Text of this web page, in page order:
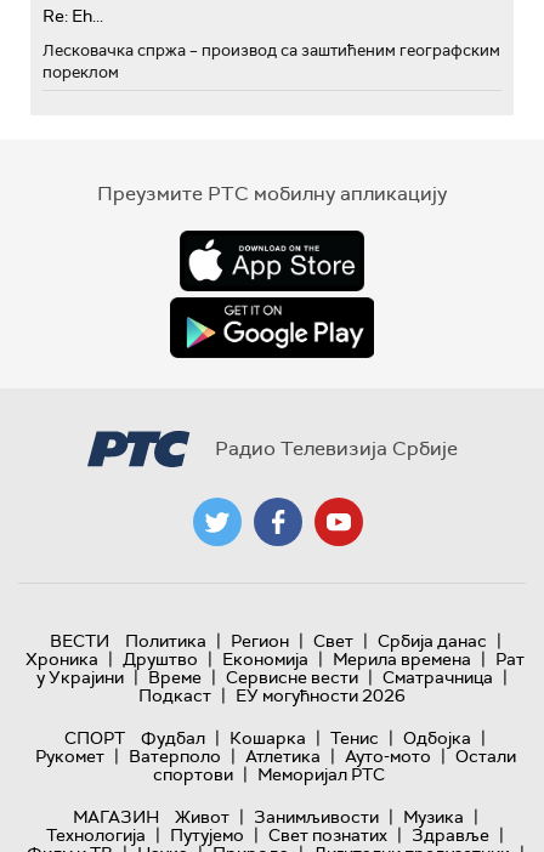
Re: Eh...
Лесковачка спржа – производ са заштићеним географским
пореклом
Преузмите РТС мобилну апликацију
Радио Телевизија Србије
ВЕСТИ Политика | Регион | Свет | Србија данас |
Хроника | Друштво | Економија | Мерила времена | Рат
у Украјини | Време | Сервисне вести | Сматрачница |
Подкаст | ЕУ могућности 2026
СПОРТ
Фудбал | Кошарка | Тенис | Одбојка |
Рукомет | Ватерполо | Атлетика | Ауто-мото | Остали
спортови | Меморијал РТС
МАГАЗИН
Живот | Занимљивости | Музика |
Технологијa | Путујемо | Свет познатих | Здравље |